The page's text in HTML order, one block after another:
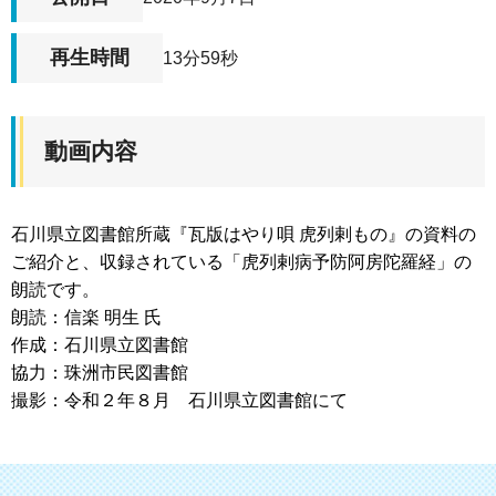
再生時間 13分59秒
動画内容
石川県立図書館所蔵『瓦版はやり唄 虎列剌もの』の資料の
ご紹介と、収録されている「虎列剌病予防阿房陀羅経」の
朗読です。
朗読：信楽 明生 氏
作成：石川県立図書館
協力：珠洲市民図書館
撮影：令和２年８月 石川県立図書館にて